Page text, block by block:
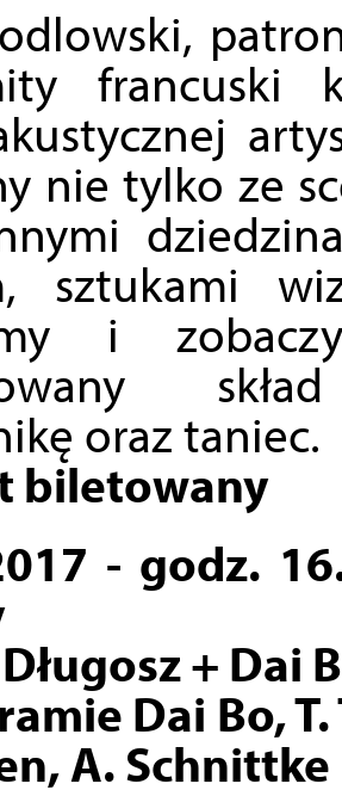
francuski
nie tylko ze
sztukami
i
oraz taniec.
biletowany
- godz.
+ Dai
Dai Bo,
A. Schnittke